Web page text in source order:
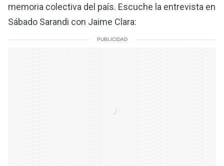
memoria colectiva del país. Escuche la entrevista en
Sábado Sarandi con Jaime Clara:
PUBLICIDAD